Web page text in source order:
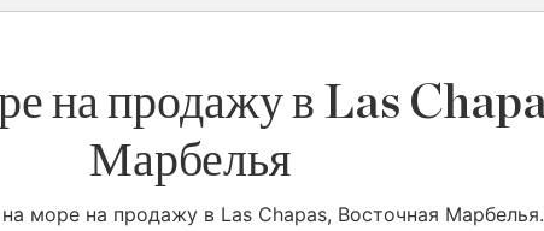
на продажу в Las
Марбелья
море на продажу в Las Chapas, Восточная Марбелья.